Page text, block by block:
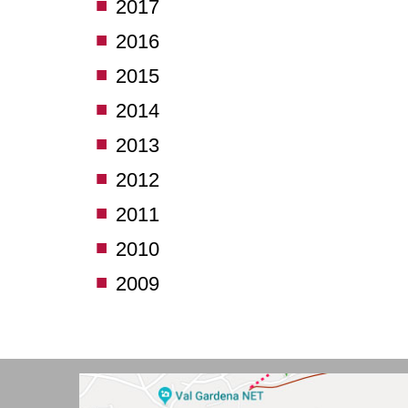
2017
2016
2015
2014
2013
2012
2011
2010
2009